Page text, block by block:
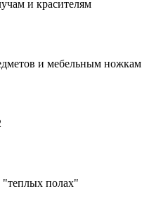
и красителям
и мебельным ножкам
"теплых полах"